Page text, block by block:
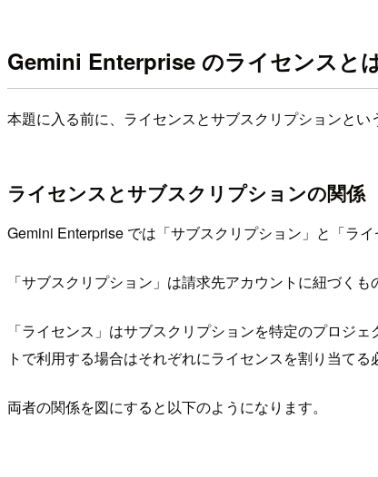
Gemini Enterprise のライセンスと
本題に入る前に、ライセンスとサブスクリプションとい
ライセンスとサブスクリプションの関係
Gemini Enterprise では「サブスクリプション」と「ラ
「サブスクリプション」は請求先アカウントに紐づく
「ライセンス」はサブスクリプションを特定のプロジ
トで利用する場合はそれぞれにライセンスを割り当てる
両者の関係を図にすると以下のようになります。